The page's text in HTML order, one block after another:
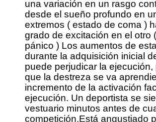
una variación en un rasgo
desde el sueño profundo en
extremos ( estado de coma )
grado de excitación en el otro
pánico ) Los aumentos de
durante la adquisición inicial
puede perjudicar la
que la destreza se va
incremento de la activación
ejecución. Un deportista se
vestuario minutos antes de
competición.Está angustiado